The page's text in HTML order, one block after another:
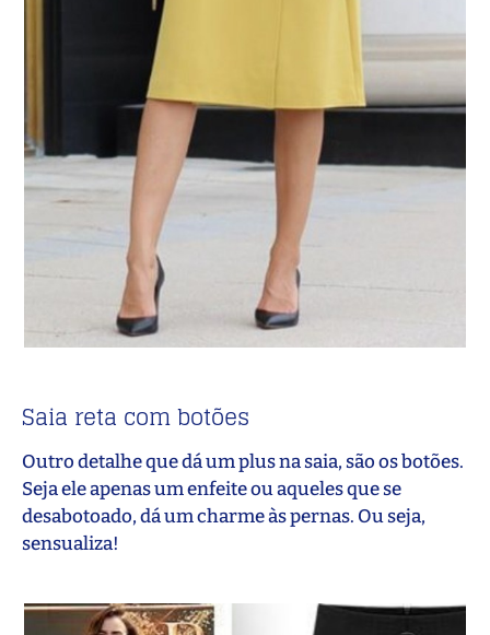
Saia reta com botões
Outro detalhe que dá um plus na saia, são os botões.
Seja ele apenas um enfeite ou aqueles que se
desabotoado, dá um charme às pernas. Ou seja,
sensualiza!